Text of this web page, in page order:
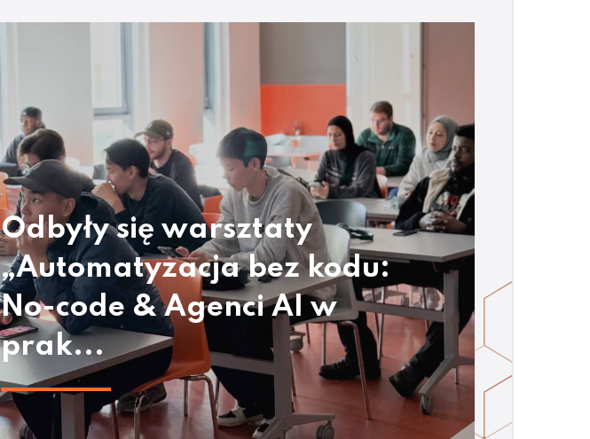
Odbyły się warsztaty
„Automatyzacja bez kodu:
No-code & Agenci AI w
prak...